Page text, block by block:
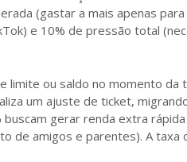
(gastar a mais apenas
e 10% de pressão total
limite ou saldo no momento
um ajuste de ticket,
buscam gerar renda extra
de amigos e parentes). A taxa